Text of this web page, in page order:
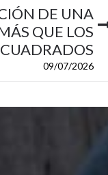
DE UNA
QUE LOS
09/07/2026